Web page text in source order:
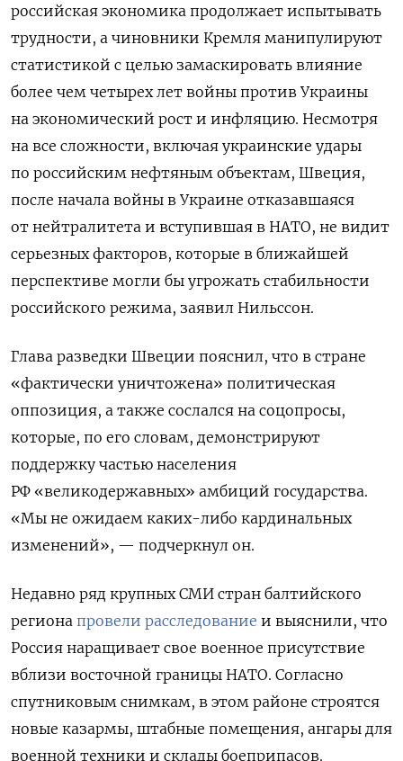
российская экономика продолжает испытывать
трудности, а чиновники Кремля манипулируют
статистикой с целью замаскировать влияние
более чем четырех лет войны против Украины
на экономический рост и инфляцию. Несмотря
на все сложности, включая украинские удары
по российским нефтяным объектам, Швеция,
после начала войны в Украине отказавшаяся
от нейтралитета и вступившая в НАТО, не видит
серьезных факторов, которые в ближайшей
перспективе могли бы угрожать стабильности
российского режима, заявил Нильссон.
Глава разведки Швеции пояснил, что в стране
«фактически уничтожена» политическая
оппозиция, а также сослался на соцопросы,
которые, по его словам, демонстрируют
поддержку частью населения
РФ «великодержавных» амбиций государства.
«Мы не ожидаем каких-либо кардинальных
изменений», — подчеркнул он.
Недавно ряд крупных СМИ стран балтийского
региона провели расследование и выяснили, что
Россия наращивает свое военное присутствие
вблизи восточной границы НАТО. Согласно
спутниковым снимкам, в этом районе строятся
новые казармы, штабные помещения, ангары для
военной техники и склады боеприпасов.